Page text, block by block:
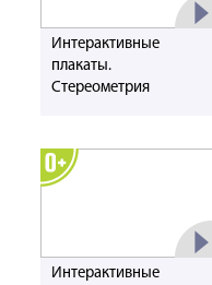
Интерактивные
плакаты.
Стереометрия
Интерактивные